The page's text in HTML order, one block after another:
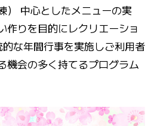
） 中心としたメニューの実
作りを目的にレクリエーショ
な年間行事を実施しご利用者
機会の多く持てるプログラム